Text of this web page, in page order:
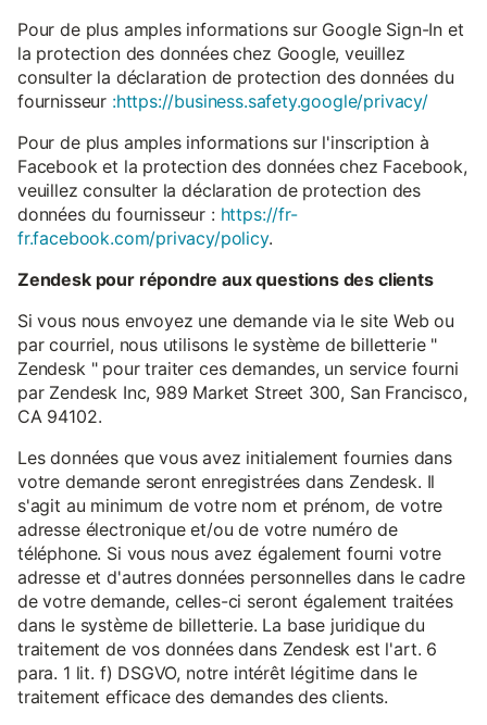
Pour de plus amples informations sur Google Sign-In et
la protection des données chez Google, veuillez
consulter la déclaration de protection des données du
fournisseur :https://business.safety.google/privacy/
Pour de plus amples informations sur l'inscription à
Facebook et la protection des données chez Facebook,
veuillez consulter la déclaration de protection des
données du fournisseur : https://fr-
fr.facebook.com/privacy/policy.
Zendesk pour répondre aux questions des clients
Si vous nous envoyez une demande via le site Web ou
par courriel, nous utilisons le système de billetterie "
Zendesk " pour traiter ces demandes, un service fourni
par Zendesk Inc, 989 Market Street 300, San Francisco,
CA 94102.
Les données que vous avez initialement fournies dans
votre demande seront enregistrées dans Zendesk. Il
s'agit au minimum de votre nom et prénom, de votre
adresse électronique et/ou de votre numéro de
téléphone. Si vous nous avez également fourni votre
adresse et d'autres données personnelles dans le cadre
de votre demande, celles-ci seront également traitées
dans le système de billetterie. La base juridique du
traitement de vos données dans Zendesk est l'art. 6
para. 1 lit. f) DSGVO, notre intérêt légitime dans le
traitement efficace des demandes des clients.